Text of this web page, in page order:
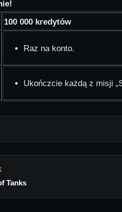
100 000 kredytów
Raz na konto.
Ukończcie każdą z misji
Tanks